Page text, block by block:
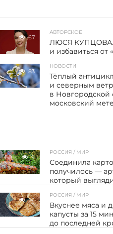
67
АВТОРСКОЕ
ЛЮСЯ КУПЦОВА.
и избавиться от
83
НОВОСТИ
Тёплый
и северным
в
московский
9
РОССИЯ / МИР
Соединила
получилось —
который
26
РОССИЯ / МИР
Вкуснее мяса и
капусты за 15
до последней